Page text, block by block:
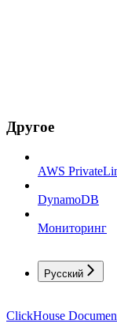
Другое
AWS
DynamoDB
Мониторинг
Русский
ClickHouse